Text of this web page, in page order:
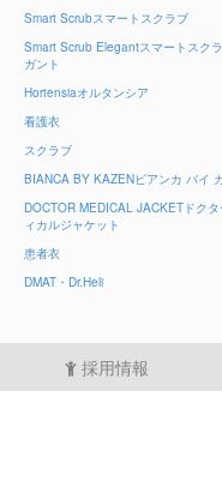
Smart Scrubスマートスクラブ
Smart Scrub Elegantスマートスク
ガント
Hortensiaオルタンシア
看護衣
スクラブ
BIANCA BY KAZENビアンカ バイ
DOCTOR MEDICAL JACKETドク
ィカルジャケット
患者衣
DMAT・Dr.Heli
採用情報